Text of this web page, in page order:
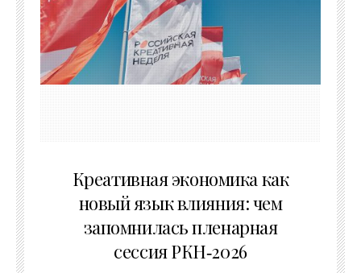
Креативная экономика как
новый язык влияния: чем
запомнилась пленарная
сессия РКН‑2026